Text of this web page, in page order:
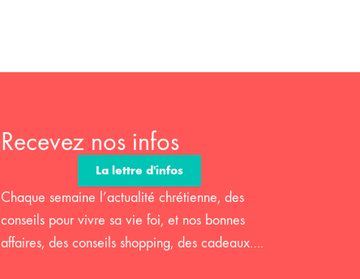
Recevez nos infos
La lettre d'infos
Chaque semaine l’actualité chrétienne, des
conseils pour vivre sa vie foi, et nos bonnes
affaires, des conseils shopping, des cadeaux….